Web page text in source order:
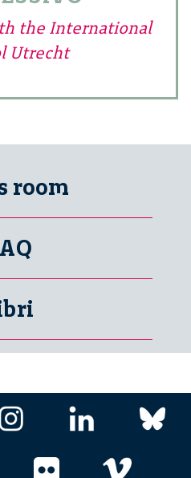
the International
Utrecht
room